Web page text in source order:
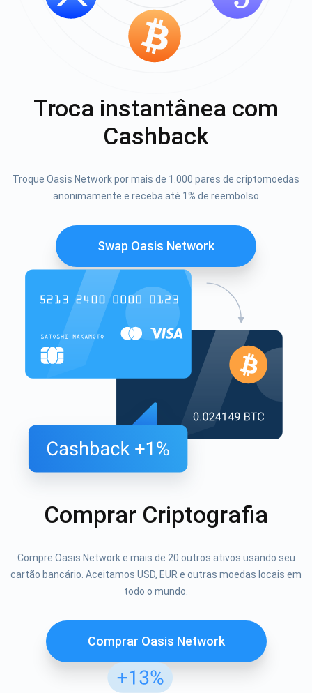
Troca instantânea com
Cashback
Troque Oasis Network por mais de 1.000 pares de criptomoedas
anonimamente e receba até 1% de reembolso
Swap Oasis Network
Comprar Criptografia
Compre Oasis Network e mais de 20 outros ativos usando seu
cartão bancário. Aceitamos USD, EUR e outras moedas locais em
todo o mundo.
Comprar Oasis Network